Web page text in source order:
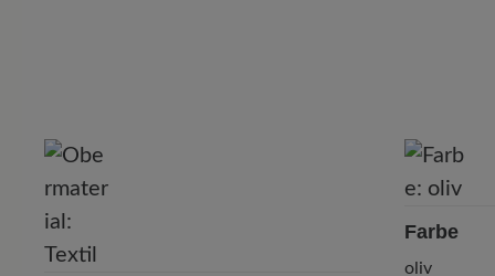
Farbe
oliv